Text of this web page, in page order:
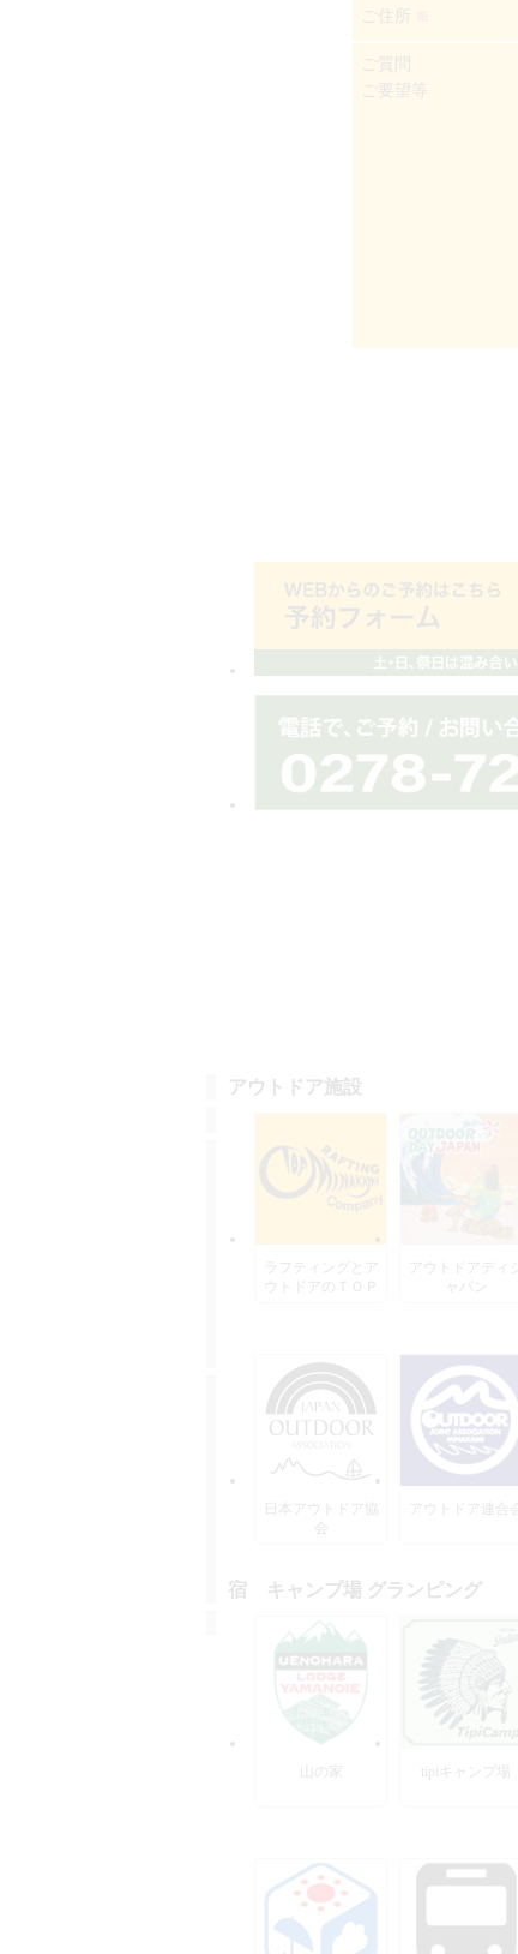
ご住所
ご要望等
アウトドア施設
ラフティングとア
ウトドアのＴＯＰ
アウトドアディジ
日本アウトドア協
会
アウトドア連合会
宿 キャンプ場 グランピング
山の家 tipiキャンプ場